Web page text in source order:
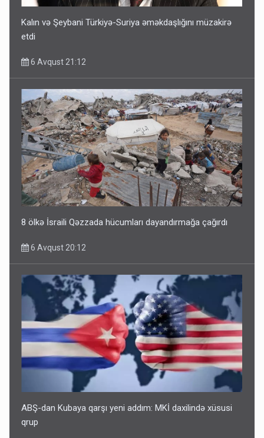
Kalın və Şeybani Türkiyə-Suriya əməkdaşlığını müzakirə
etdi
6 Avqust 21:12
8 ölkə İsraili Qəzzada hücumları dayandırmağa çağırdı
6 Avqust 20:12
ABŞ-dan Kubaya qarşı yeni addım: MKİ daxilində xüsusi
qrup